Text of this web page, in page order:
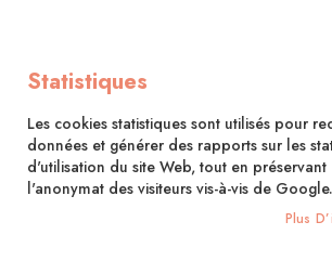
Basée en Provence,
atelier, elle aime façonner ses
Statistiques
Les cookies statistiques sont utilisés pour
données et générer des rapports sur les
d'utilisation du site Web, tout en préservant
l'anonymat des visiteurs vis-à-vis de Google.
Plus